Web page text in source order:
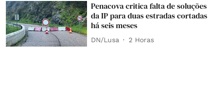
Penacova critica falta de soluções
da IP para duas estradas cortadas
há seis meses
DN/Lusa 2 Horas